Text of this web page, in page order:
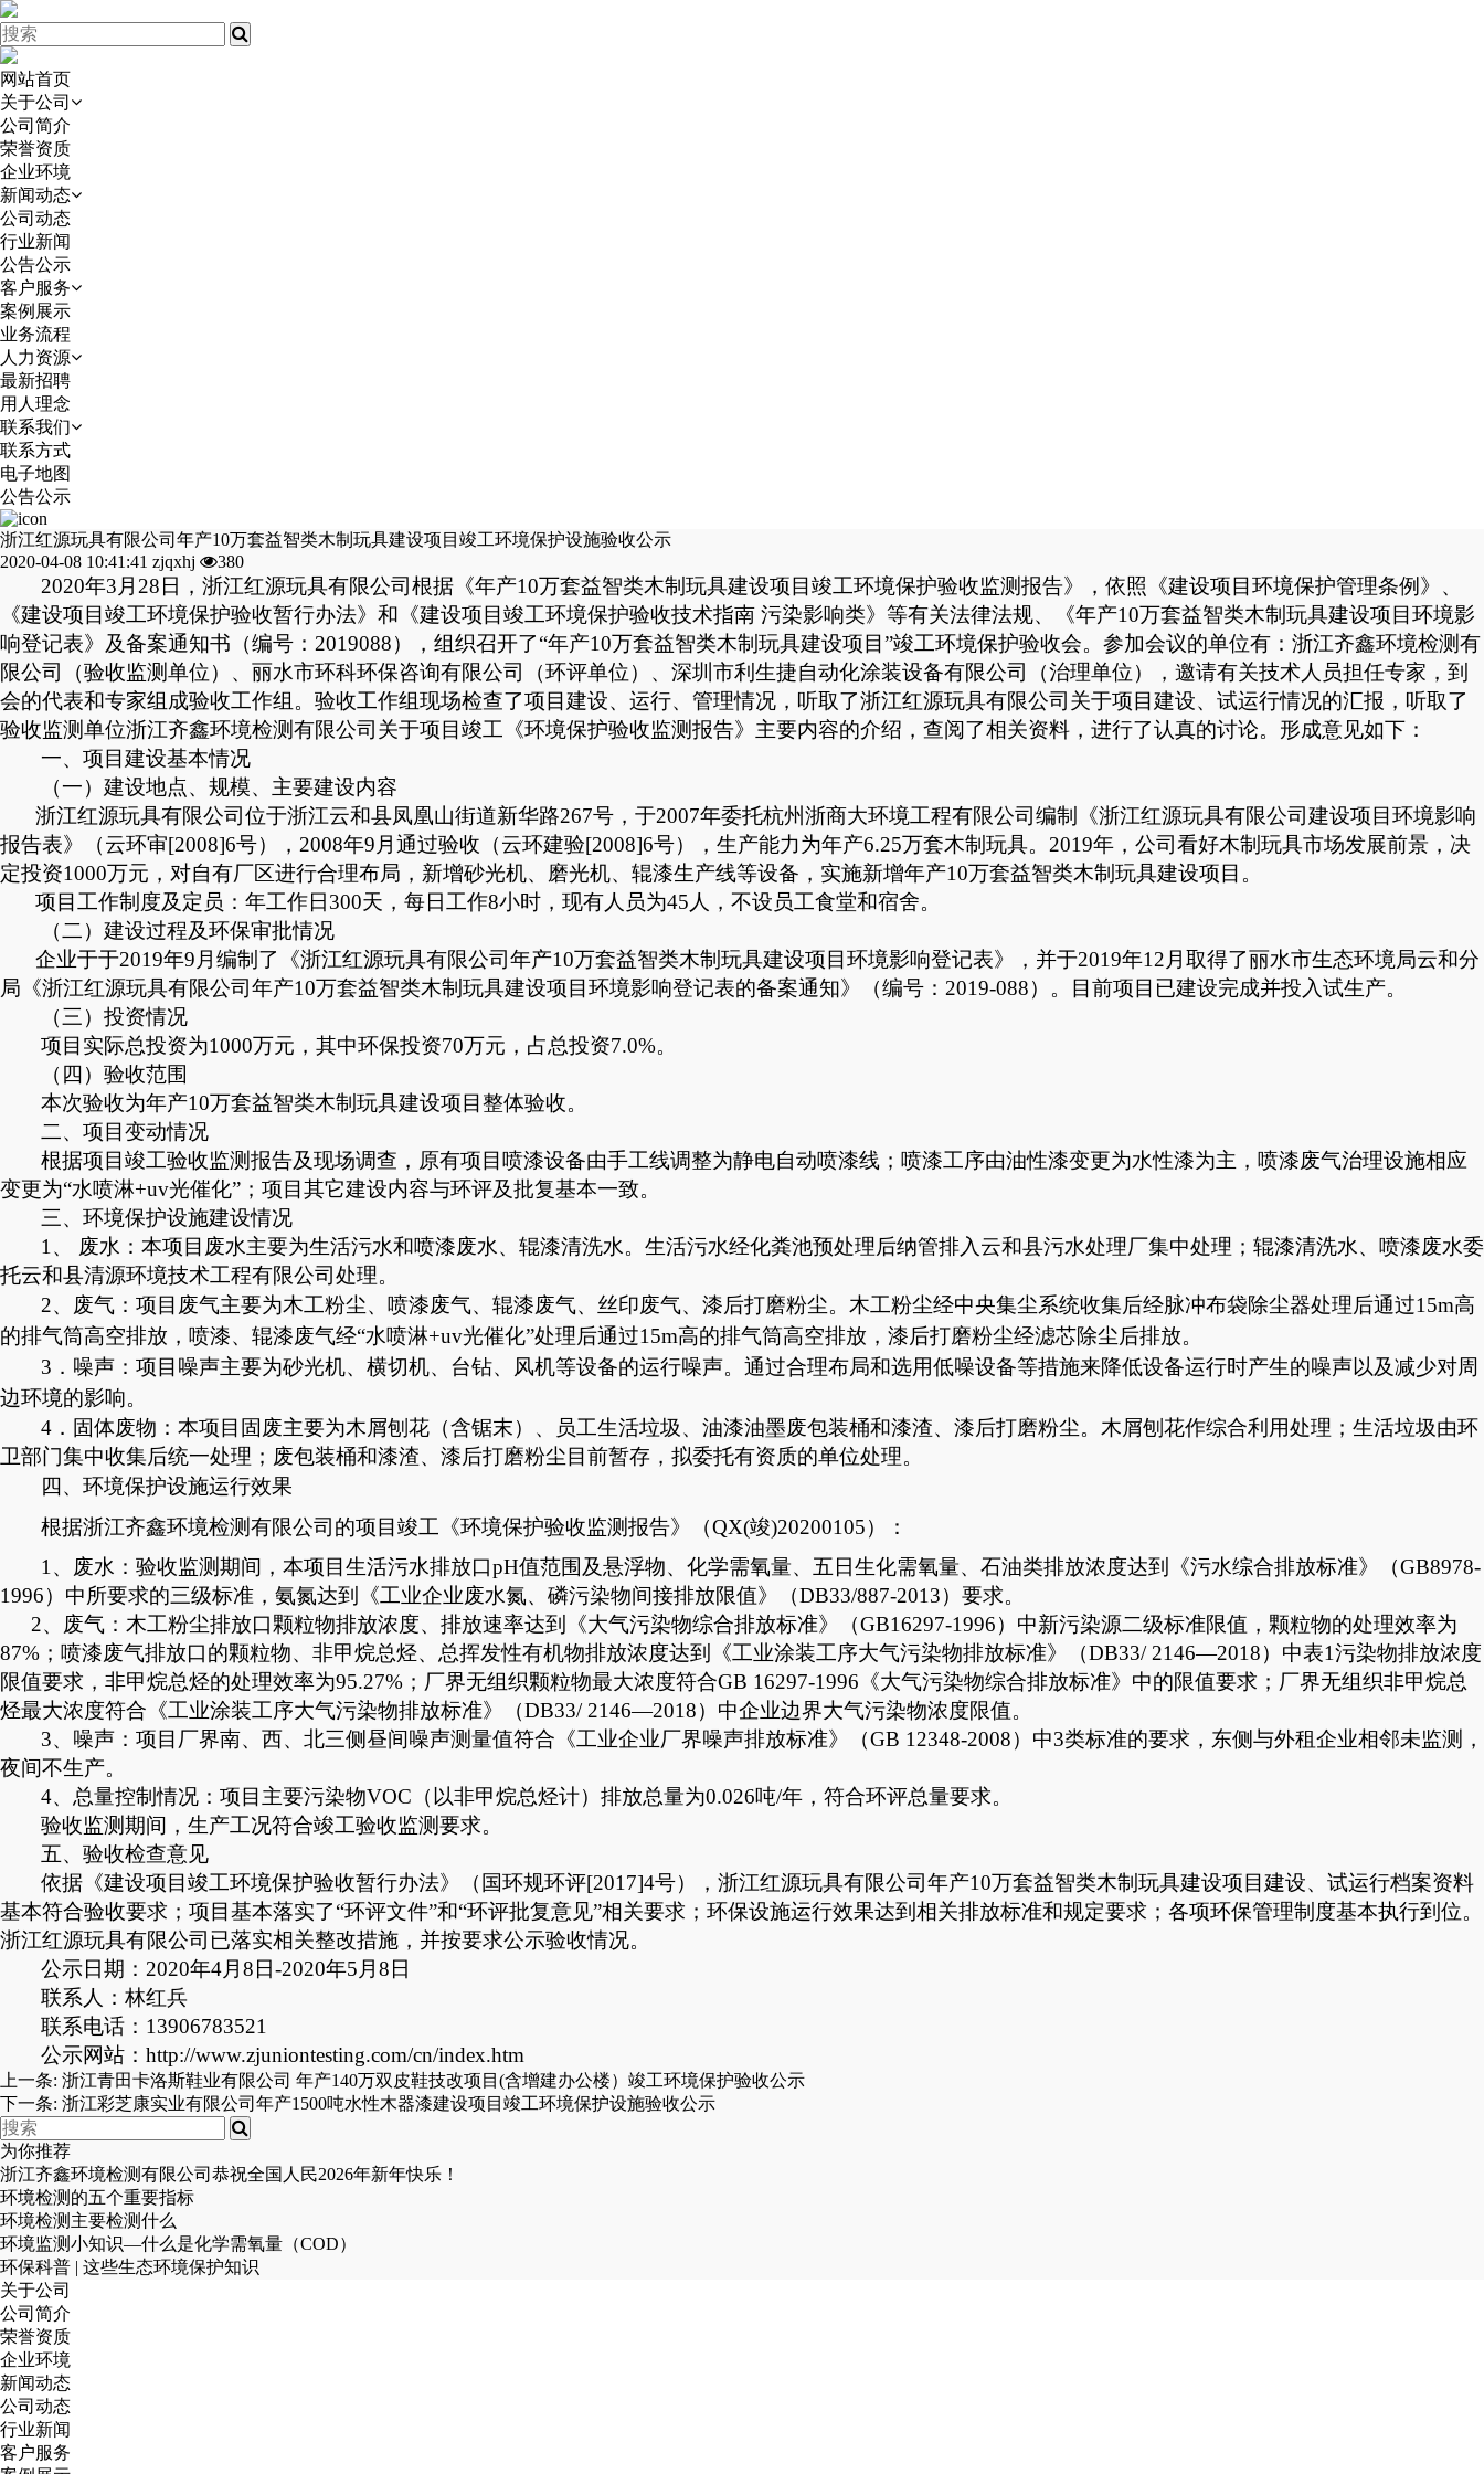
网站首页
关于公司
公司简介
荣誉资质
企业环境
新闻动态
公司动态
行业新闻
公告公示
客户服务
案例展示
业务流程
人力资源
最新招聘
用人理念
联系我们
联系方式
电子地图
公告公示
浙江红源玩具有限公司年产10万套益智类木制玩具建设项目竣工环境保护设施验收公示
2020-04-08 10:41:41 zjqxhj 380
2020年3 月 28 日，浙江红源玩具有限公司根据《年产10万套益智类木制玩具建设项目 竣工环境保护验收监测报告》，依照《建设项目环境保护管理条例》、
《建设项目竣工环境保护验收暂行办法》和《建设项目竣工环境保护验收技术指南 污染影响类》等有关法律法规、《年产10万套益智类木制玩具建设项目环境影
响登记表》及备案通知书（编号：2019088），组织召开了“年产10万套益智类木制玩具建设项目”竣工环境保护验收会。参加会议的单位有： 浙江齐鑫环境检测有
限公司
（验收监测单位）、丽水市环科环保咨询有限公司（环评单位）、深圳市利生捷自动化涂装设备有限公司（治理单位），邀请有关技术人员担任专家，到
会的代表和专家组成验收工作组。验收工作组现场检查了项目建设、运行、管理情况，听取了浙江红源玩具有限公司关于项目建设、试运行情况的汇报，听取了
验收监测单位浙江齐鑫环境检测有限公司 关于项目竣工《环境保护验收监测报告》主要内容的介绍，查阅了相关资料，进行了认真的讨论。形成意见如下：
一、 项目 建设基本情况
（一）建设地点、规模、主要建设内容
浙江红源玩具有限公司位于浙江云和县凤凰山街道新华路267号 ，于2007年委托杭州浙商大环境工程有限公司编制《浙江红源玩具有限公司建设项目环境影响
报告表》（云环审[2008]6号），2008年9月通过验收（云环建验[2008]6号），生产能力为年产6.25万套木制玩具。 2019年，公司看好木制玩具市场发展前景，决
定投资1000万元，对自有厂区进行合理布局，新增砂光机、磨光机、辊漆生产线等设备，实施新增年产10万套益智类木制玩具建设项目。
项目工作制度及定员：年工作日 300天， 每日工作8小时 ， 现有人员为45 人 ，不设员工食堂和宿舍。
（二）建设过程及环保审批情况
企业于于2019年9月编制了《浙江红源玩具有限公司年产10万套益智类木制玩具建设项目 环境影响登记表》，并于2019年12月取得了丽水市生态环境局云和分
局《浙江红源玩具有限公司年产10万套益智类木制玩具建设项目 环境影响登记表的备案通知》（编号： 2019-088）。目前项目 已建设完成并投入试生产。
（三）投资情况
项目实际总投资为1000万元，其中环保投资70万元，占总投资7.0%。
（四）验收范围
本次验收为年产10万套益智类木制玩具建设项目整体验收。
二、 项目 变动情况
根据项目竣工验收监测报告及现场调查， 原有项目喷漆设备由手工线调整为静电自动喷漆线；喷漆工序由油性漆变更为水性漆为主，喷漆废气治理设施相应
变更为“水喷淋+uv光催化”；项目其它建设内容与环评及批复基本一致。
三、环境保护设施建设情况
1、 废水： 本项目废水主要为生活污水和喷漆废水、辊漆清洗水。 生活污水经化粪池预处理后纳管排入云和县污水处理厂集中处理；辊漆清洗水、喷漆废水委
托云和县清源环境技术工程有限公司处理。
2、废气：项目废气主要为木工粉尘、喷漆废气、辊漆废气、丝印废气、漆后打磨粉尘。木工粉尘经中央集尘系统收集后经脉冲布袋除尘器处理后通过15m高
的排气筒高空排放，喷漆、辊漆废气经“水喷淋+uv光催化”处理后通过15m高的排气筒高空排放，漆后打磨粉尘经滤芯除尘后排放。
3．噪声： 项目噪声主要为砂光机、横切机、台钻、风机等设备的运行噪声。 通过合理布局和选用低噪设备等措施来降低设备运行时产生的噪声以及减少对周
边环境的影响。
4．固体废物：本项目固废主要为木屑刨花（含锯末）、员工生活垃圾、油漆油墨废包装桶和漆渣、漆后打磨粉尘。木屑刨花作综合利用处理；生活垃圾由环
卫部门集中收集后统一处理；废包装桶和漆渣、漆后打磨粉尘目前暂存，拟委托有资质的单位处理。
四、环境保护设施运行效果
根据浙江齐鑫环境检测有限公司的项目竣工《环境保护验收监测报告》（QX(竣)20200105）：
1、 废水： 验收监测期间， 本项目 生活污水排放口pH值范围及悬浮物、化学需氧量、五日生化需氧量、石油类排放浓度达到《污水综合排放标准》（GB8978-
1996）中所要求的三级标准，氨氮达到《工业企业废水氮、磷污染物间接排放限值》（DB33/887-2013）要求。
2、废气：木工粉尘排放口颗粒物排放浓度、排放速率达到《大气污染物综合排放标准》（GB16297-1996）中新污染源二级标准限值，颗粒物的处理效率为
87%；喷漆废气排放口的颗粒物、非甲烷总烃、总挥发性有机物排放浓度达到《工业涂装工序大气污染物排放标准》（DB33/ 2146—2018） 中表1污染物排放浓度
限值要求，非甲烷总烃的处理效率为95.27%；厂界无组织颗粒物最大浓度符合GB 16297-1996《大气污染物综合排放标准》中的限值要求；厂界无组织非甲烷总
烃最大浓度符合《工业涂装工序大气污染物排放标准》（DB33/ 2146—2018）中企业边界大气污染物浓度限值。
3、噪声：项目厂界南、西、北三侧昼间噪声测量值符合《工业企业厂界噪声排放标准》（GB 12348-2008）中3类标准的要求，东侧与外租企业相邻未监测，
夜间不生产。
4、 总量控制情况： 项目主要污染物VOC（以非甲烷总烃计）排放总量为0.026吨/年，符合环评总量要求。
验收监测期间，生产工况符合竣工验收监测要求。
五、 验收检查意见
依据《建设项目竣工环境保护验收暂行办法》
（国环规环评[2017]4号） ，浙江红源玩具有限公司年产10万套益智类木制玩具建设项目建设、试运行档案资料
基本符合验收要求；项目基本落实了“环评文件”和“环评批复意见”相关要求；环保设施运行效果达到相关排放标准和规定要求；各项环保管理制度基本执行到位。
浙江红源玩具有限公司已落实相关整改措施，并按要求公示验收情况。
公示日期：2020年4月8日-2020年5月8日
联系人：林红兵
联系电话：13906783521
公示网站：http://www.zjuniontesting.com/cn/index.htm
上一条: 浙江青田卡洛斯鞋业有限公司 年产140万双皮鞋技改项目(含增建办公楼）竣工环境保护验收公示
下一条: 浙江彩芝康实业有限公司年产1500吨水性木器漆建设项目竣工环境保护设施验收公示
为你推荐
浙江齐鑫环境检测有限公司恭祝全国人民2026年新年快乐！
环境检测的五个重要指标
环境检测主要检测什么
环境监测小知识—什么是化学需氧量（COD）
环保科普 | 这些生态环境保护知识
关于公司
公司简介
荣誉资质
企业环境
新闻动态
公司动态
行业新闻
客户服务